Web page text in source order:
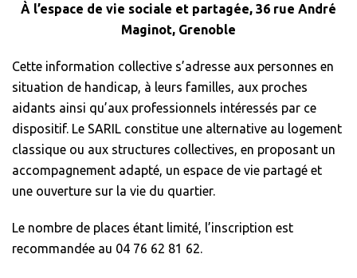
À l’espace de vie sociale et partagée, 36 rue André
Maginot, Grenoble
Cette information collective s’adresse aux personnes en
situation de handicap, à leurs familles, aux proches
aidants ainsi qu’aux professionnels intéressés par ce
dispositif. Le SARIL constitue une alternative au logement
classique ou aux structures collectives, en proposant un
accompagnement adapté, un espace de vie partagé et
une ouverture sur la vie du quartier.
Le nombre de places étant limité, l’inscription est
recommandée au 04 76 62 81 62.